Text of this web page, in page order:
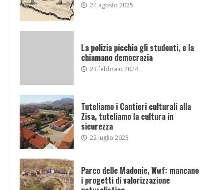
24 agosto 2025
La polizia picchia gli studenti, e la
chiamano democrazia
23 febbraio 2024
Tuteliamo i Cantieri culturali alla
Zisa, tuteliamo la cultura in
sicurezza
22 luglio 2023
Parco delle Madonie, Wwf: mancano
i progetti di valorizzazione